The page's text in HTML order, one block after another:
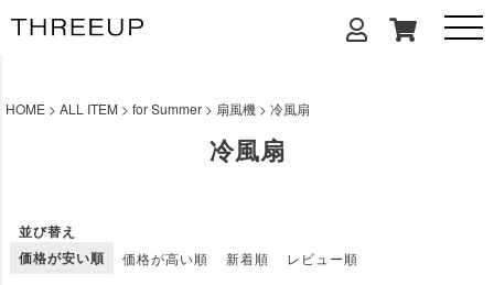
HOME ALL ITEM for Summer 扇風機 冷風扇
冷風扇
並び替え
価格が安い順
価格が高い順 新着順 レビュー順